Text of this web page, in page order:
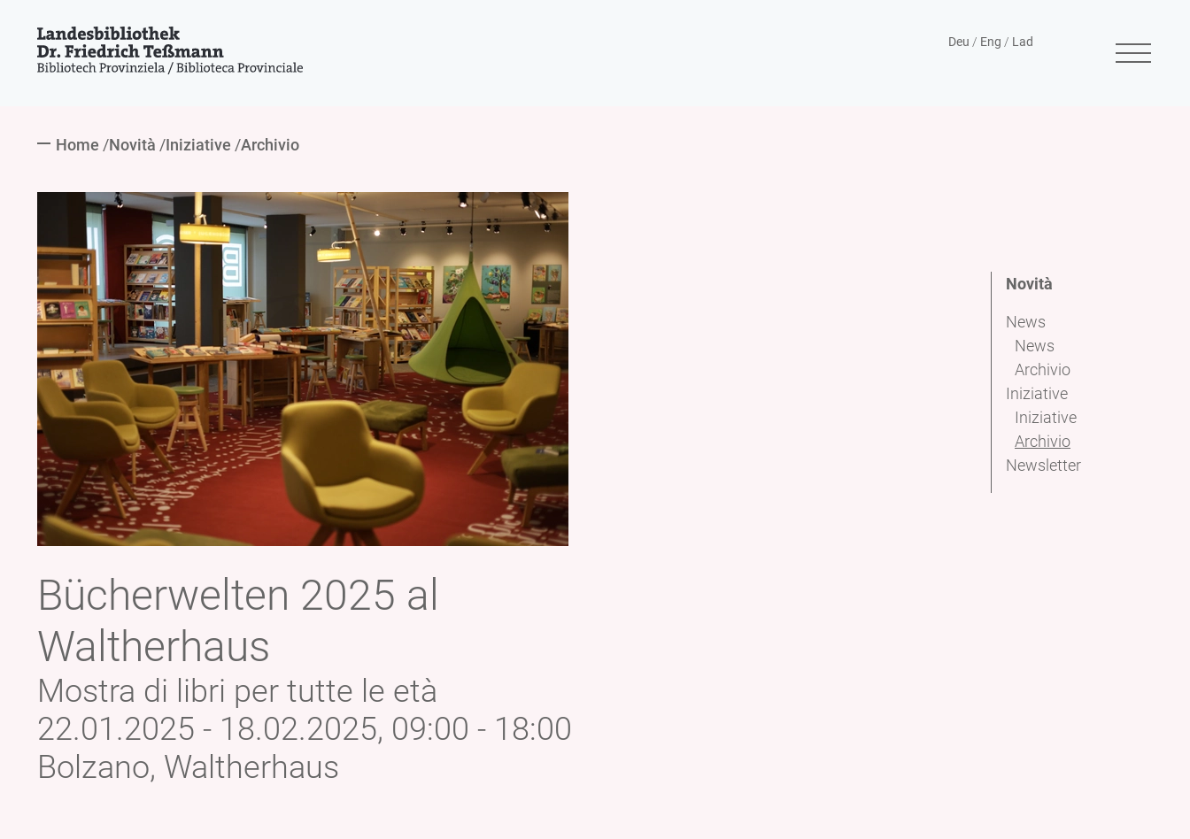
Deu / Eng / Lad
Home Novità Iniziative Archivio
Bücherwelten 2025 al
Waltherhaus
Mostra di libri per tutte le età
22.01.2025 - 18.02.2025, 09:00 - 18:00
Bolzano, Waltherhaus
Novità
News
News
Archivio
Iniziative
Iniziative
Archivio
Newsletter